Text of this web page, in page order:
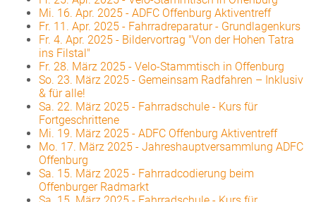
Mi. 16. Apr. 2025 - ADFC Offenburg Aktiventreff
Fr. 11. Apr. 2025 - Fahrradreparatur - Grundlagenkurs
Fr. 4. Apr. 2025 - Bildervortrag "Von der Hohen Tatra
ins Filstal"
Fr. 28. März 2025 - Velo-Stammtisch in Offenburg
So. 23. März 2025 - Gemeinsam Radfahren – Inklusiv
& für alle!
Sa. 22. März 2025 - Fahrradschule - Kurs für
Fortgeschrittene
Mi. 19. März 2025 - ADFC Offenburg Aktiventreff
Mo. 17. März 2025 - Jahreshauptversammlung ADFC
Offenburg
Sa. 15. März 2025 - Fahrradcodierung beim
Offenburger Radmarkt